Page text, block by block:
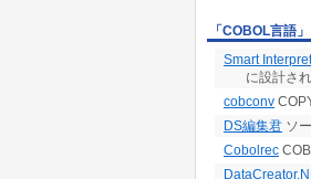
「COBOL言語
Smart
に設計さ
cobconv
DS編集君 ソ
Cobolrec